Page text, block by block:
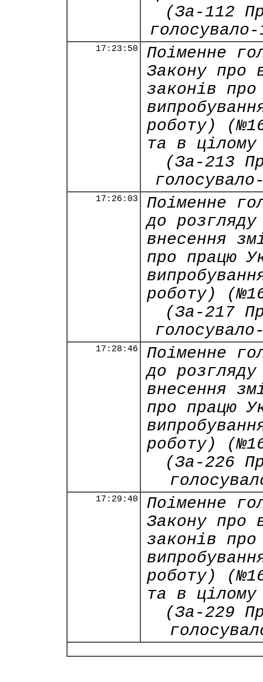
(За-112
17:23:50
Поіменне
Закону про
законів
роботу)
та в цілому
(За-213
17:26:03
Поіменне
до
внесення
про працю
роботу)
(За-217
17:28:46
Поіменне
до
внесення
про працю
роботу)
(За-226
17:29:40
Поіменне
Закону про
законів
роботу)
та в цілому
(За-229